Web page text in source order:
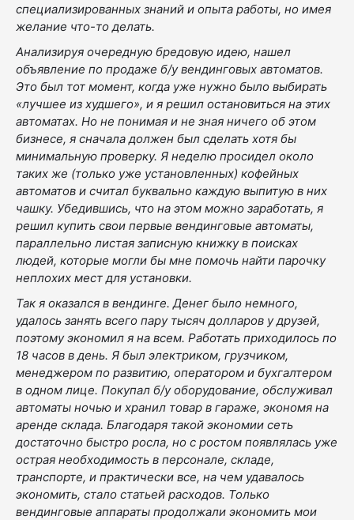
специализированных знаний и опыта работы, но имея
желание что-то делать.
Анализируя очередную бредовую идею, нашел
объявление по продаже б/у вендинговых автоматов.
Это был тот момент, когда уже нужно было выбирать
«лучшее из худшего», и я решил остановиться на этих
автоматах. Но не понимая и не зная ничего об этом
бизнесе, я сначала должен был сделать хотя бы
минимальную проверку. Я неделю просидел около
таких же (только уже установленных) кофейных
автоматов и считал буквально каждую выпитую в них
чашку. Убедившись, что на этом можно заработать, я
решил купить свои первые вендинговые автоматы,
параллельно листая записную книжку в поисках
людей, которые могли бы мне помочь найти парочку
неплохих мест для установки.
Так я оказался в вендинге. Денег было немного,
удалось занять всего пару тысяч долларов у друзей,
поэтому экономил я на всем. Работать приходилось по
18 часов в день. Я был электриком, грузчиком,
менеджером по развитию, оператором и бухгалтером
в одном лице. Покупал б/у оборудование, обслуживал
автоматы ночью и хранил товар в гараже, экономя на
аренде склада. Благодаря такой экономии сеть
достаточно быстро росла, но с ростом появлялась уже
острая необходимость в персонале, складе,
транспорте, и практически все, на чем удавалось
экономить, стало статьей расходов. Только
вендинговые аппараты продолжали экономить мои